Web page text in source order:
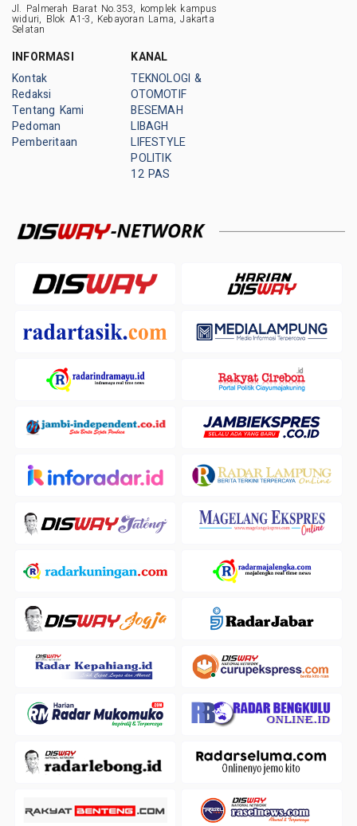
Jl. Palmerah Barat No.353, komplek kampus
widuri, Blok A1-3, Kebayoran Lama, Jakarta
Selatan
INFORMASI
Kontak
Redaksi
Tentang Kami
Pedoman
Pemberitaan
KANAL
TEKNOLOGI &
OTOMOTIF
BESEMAH
LIBAGH
LIFESTYLE
POLITIK
12 PAS